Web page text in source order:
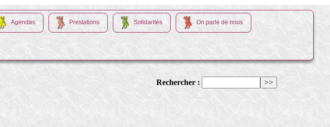
Agendas Prestations Solidarités On parle de nous
Rechercher :